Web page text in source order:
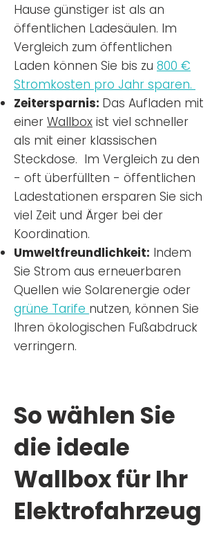
Hause günstiger ist als an
öffentlichen Ladesäulen. Im
Vergleich zum öffentlichen
Laden können Sie bis zu 800 €
Stromkosten pro Jahr sparen.
Zeitersparnis: Das Aufladen mit
einer Wallbox ist viel schneller
als mit einer klassischen
Steckdose. Im Vergleich zu den
- oft überfüllten - öffentlichen
Ladestationen ersparen Sie sich
viel Zeit und Ärger bei der
Koordination.
Umweltfreundlichkeit: Indem
Sie Strom aus erneuerbaren
Quellen wie Solarenergie oder
grüne Tarife nutzen, können Sie
Ihren ökologischen Fußabdruck
verringern.
So wählen Sie
die ideale
Wallbox für Ihr
Elektrofahrzeug